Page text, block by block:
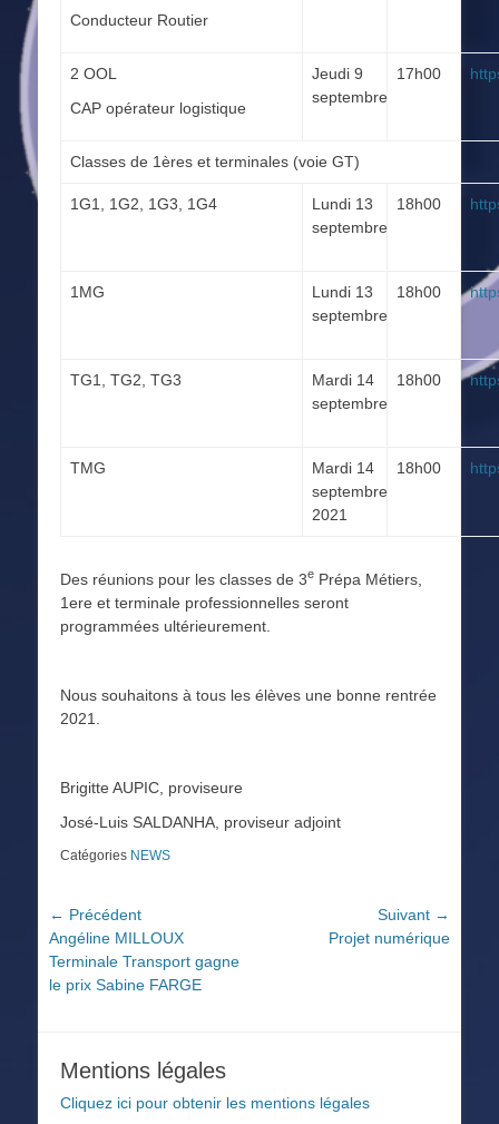
Conducteur Routier
2 OOL
CAP opérateur logistique
Jeudi 9
septembre
17h00
Classes de 1ères et terminales (voie GT)
1G1, 1G2, 1G3, 1G4
Lundi 13
septembre
18h00
1MG
Lundi 13
septembre
18h00
TG1, TG2, TG3
Mardi 14
septembre
18h00
TMG
Mardi 14
septembre
2021
18h00
Des réunions pour les classes de 3e Prépa Métiers,
1ere et terminale professionnelles seront
programmées ultérieurement.
Nous souhaitons à tous les élèves une bonne rentrée
2021.
Brigitte AUPIC, proviseure
José-Luis SALDANHA, proviseur adjoint
Catégories NEWS
Navigation
de
l’article
← Précédent
Article
précédent :
Angéline MILLOUX
Terminale Transport gagne
le prix Sabine FARGE
Suivant →
Projet numérique
Mentions légales
Cliquez ici pour obtenir les mentions légales